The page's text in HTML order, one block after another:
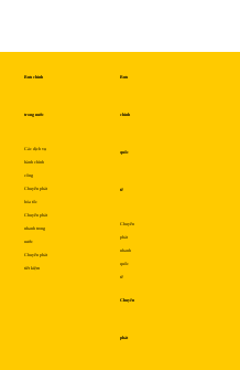
Bưu chính
trong nước
Các dịch vụ
hành chính
công
Chuyển phát
hỏa tốc
Chuyển phát
nhanh trong
nước
Chuyển phát
tiết kiệm
Bưu
chính
quốc
tế
Chuyển
phát
nhanh
quốc
tế
Chuyển
phát